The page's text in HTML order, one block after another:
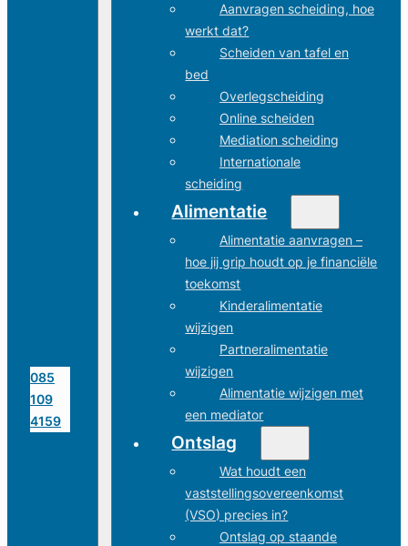
085
109
4159
Aanvragen scheiding, hoe
werkt dat?
Scheiden van tafel en
bed
Overlegscheiding
Online scheiden
Mediation scheiding
Internationale
scheiding
Alimentatie
Alimentatie aanvragen –
hoe jij grip houdt op je financiële
toekomst
Kinderalimentatie
wijzigen
Partneralimentatie
wijzigen
Alimentatie wijzigen met
een mediator
Ontslag
Wat houdt een
vaststellingsovereenkomst
(VSO) precies in?
Ontslag op staande